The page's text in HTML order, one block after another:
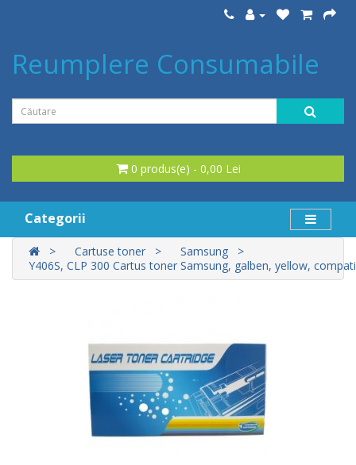
Reumplere Consumabile
0 produs(e) - 0,00 Lei
Categorii
Cartuse toner
Samsung
Y406S, CLP 300 Cartus toner Samsung, galben, yellow,